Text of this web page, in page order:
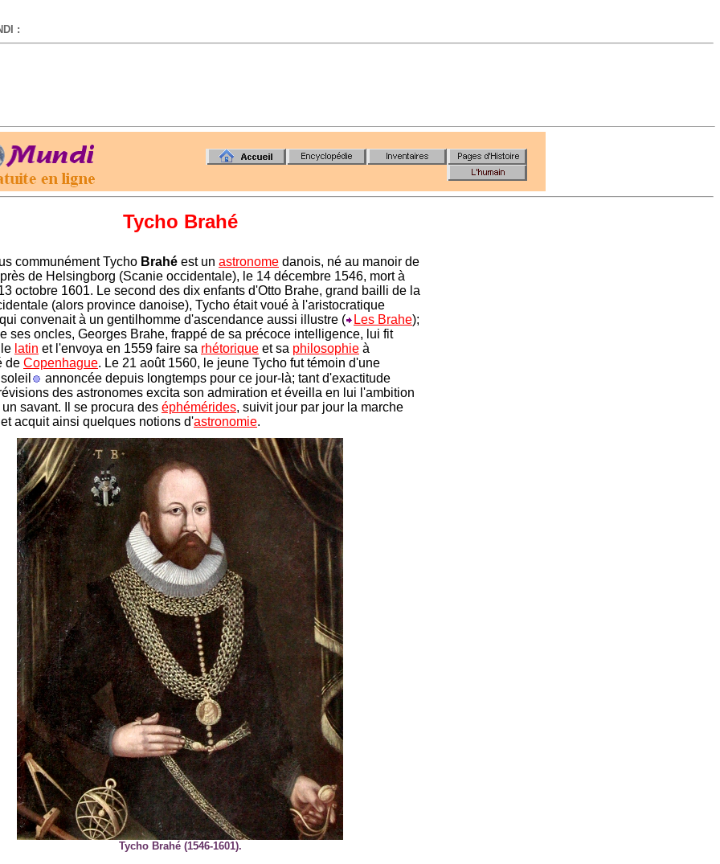
:
Tycho Brahé
communément Tycho Brahé est un astronome danois, né au manoir de
de Helsingborg (Scanie occidentale), le 14 décembre 1546, mort à
octobre 1601. Le second des dix enfants d'Otto Brahe, grand bailli de la
(alors province danoise), Tycho était voué à l'aristocratique
convenait à un gentilhomme d'ascendance aussi illustre (
Les Brahe);
ses oncles, Georges Brahe, frappé de sa précoce intelligence, lui fit
latin et l'envoya en 1559 faire sa rhétorique et sa philosophie à
de Copenhague. Le 21 août 1560, le jeune Tycho fut témoin d'une
annoncée depuis longtemps pour ce jour-là; tant d'exactitude
des astronomes excita son admiration et éveilla en lui l'ambition
savant. Il se procura des éphémérides, suivit jour par jour la marche
acquit ainsi quelques notions d'astronomie.
Tycho Brahé (1546-1601).